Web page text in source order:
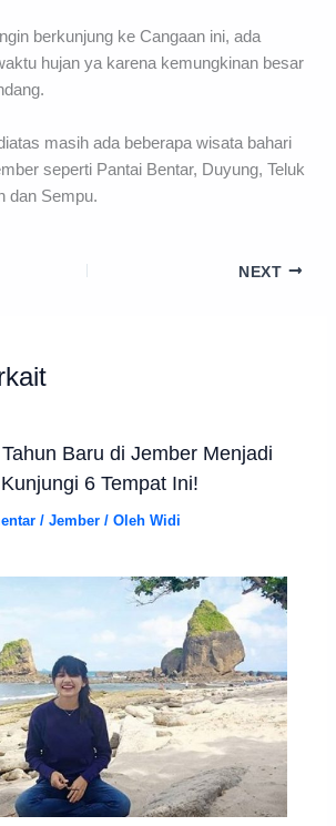
berkunjung ke Cangaan ini, ada
hujan ya karena kemungkinan besar
masih ada beberapa wisata bahari
seperti Pantai Bentar, Duyung, Teluk
dan Sempu.
NEXT
Baru di Jember Menjadi
6 Tempat Ini!
/Jember / OlehWidi